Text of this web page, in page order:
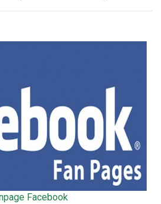
Facebook